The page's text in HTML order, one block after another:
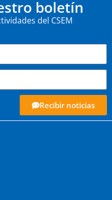
boletín
del CSEM
Recibir noticias